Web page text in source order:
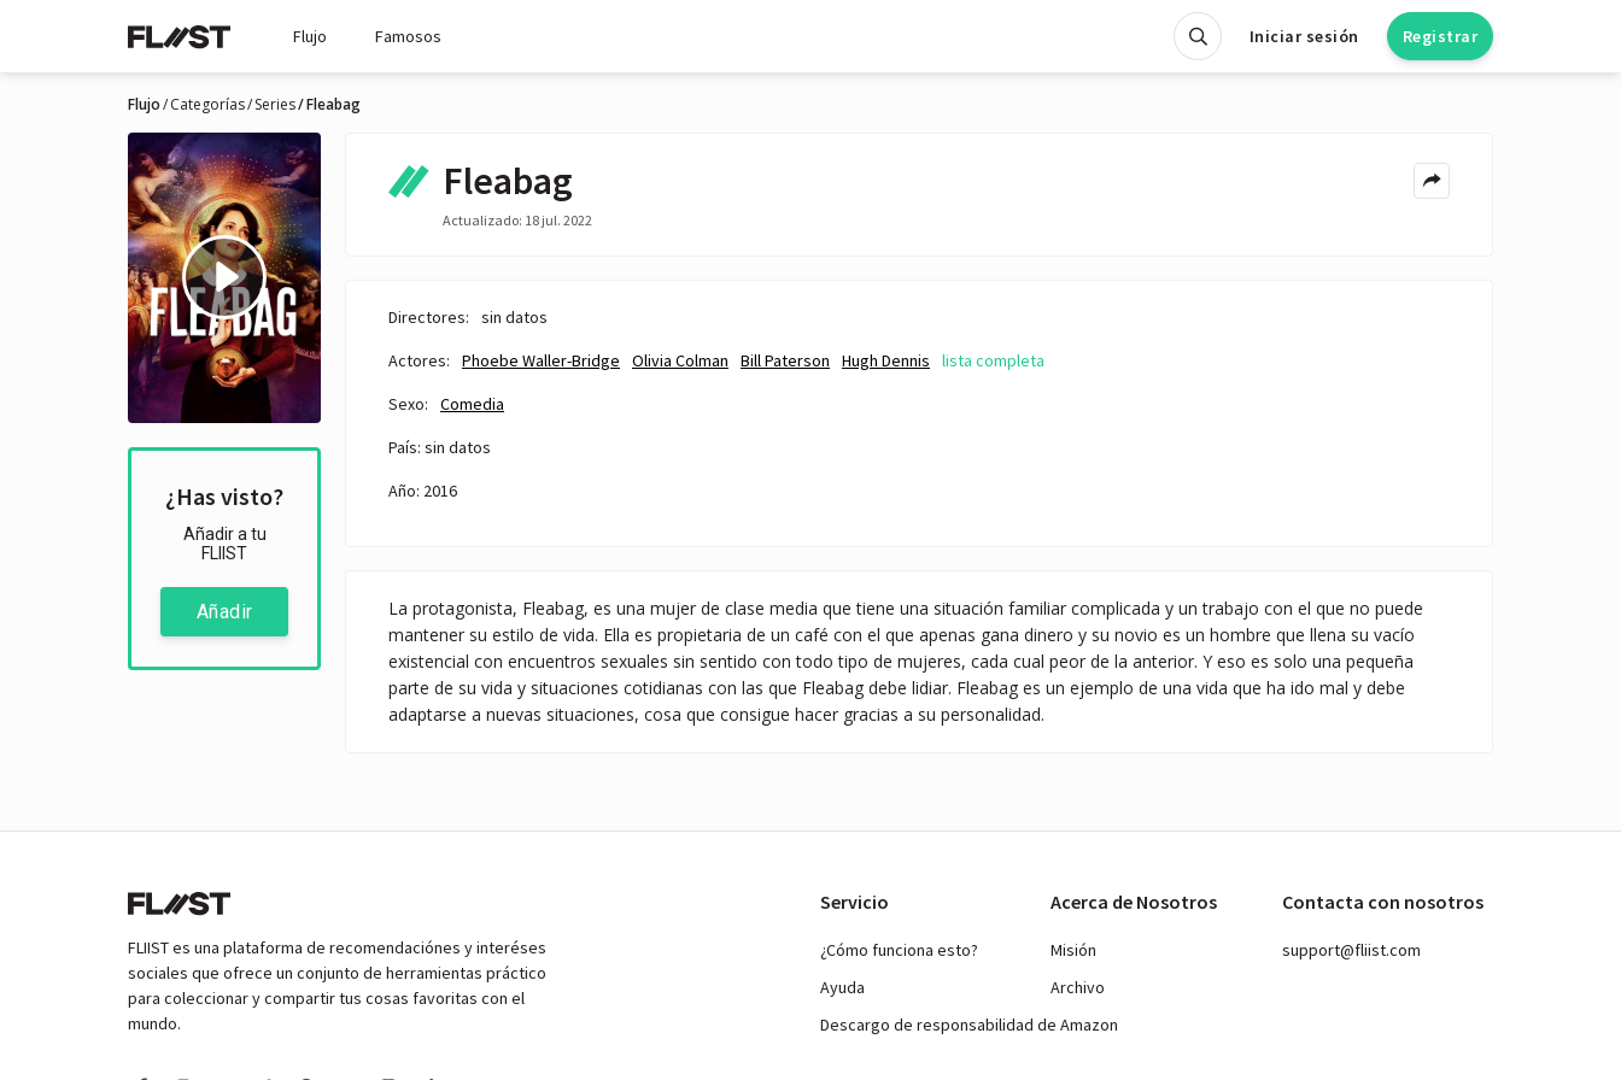
Flujo Famosos Iniciar sesión Registrar
Flujo Categorías Series Fleabag
¿Has visto?
Añadir a tu
FLIIST
Añadir
Fleabag
Actualizado: 18 jul. 2022
Directores:
sin datos
Actores:
Phoebe Waller-Bridge Olivia Colman Bill Paterson Hugh Dennis
lista completa
Sexo:
Comedia
País: sin datos
Año: 2016
La protagonista, Fleabag, es una mujer de clase media que tiene una situación familiar complicada y un trabajo con el que no puede
mantener su estilo de vida. Ella es propietaria de un café con el que apenas gana dinero y su novio es un hombre que llena su vacío
existencial con encuentros sexuales sin sentido con todo tipo de mujeres, cada cual peor de la anterior. Y eso es solo una pequeña
parte de su vida y situaciones cotidianas con las que Fleabag debe lidiar. Fleabag es un ejemplo de una vida que ha ido mal y debe
adaptarse a nuevas situaciones, cosa que consigue hacer gracias a su personalidad.
FLIIST es una plataforma de recomendaciónes y interéses
sociales que ofrece un conjunto de herramientas práctico
para coleccionar y compartir tus cosas favoritas con el
mundo.
Servicio
¿Cómo funciona esto?
Ayuda
Descargo de responsabilidad de Amazon
Acerca de Nosotros
Misión
Archivo
Contacta con nosotros
support@fliist.com